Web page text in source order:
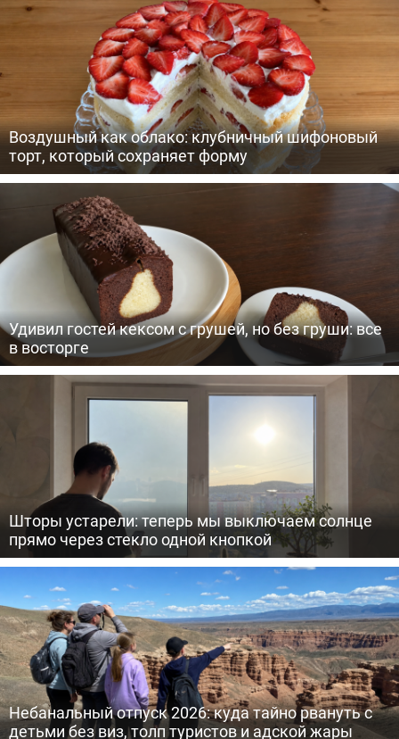
Воздушный как облако: клубничный шифоновый
торт, который сохраняет форму
Удивил гостей кексом с грушей, но без груши: все
в восторге
Шторы устарели: теперь мы выключаем солнце
прямо через стекло одной кнопкой
Небанальный отпуск 2026: куда тайно рвануть с
детьми без виз, толп туристов и адской жары